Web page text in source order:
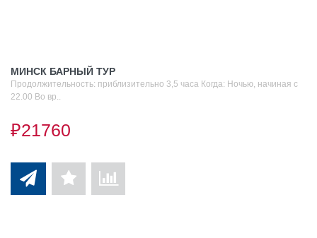
МИНСК БАРНЫЙ ТУР
Продолжительность: приблизительно 3,5 часа Когда: Ночью, начиная с
22.00 Во вр..
₽21760